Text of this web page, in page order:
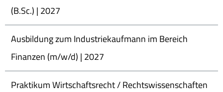
(B.Sc.) | 2027
Ausbildung zum Industriekaufmann im Bereich
Finanzen (m/w/d) | 2027
Praktikum Wirtschaftsrecht / Rechtswissenschaften